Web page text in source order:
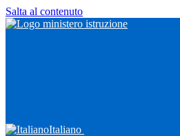
Salta al contenuto
Italiano